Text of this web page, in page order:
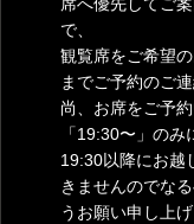
で、
観覧席をご希望
までご予約のご
尚、お席をご予
「19:30〜」のみ
19:30以降にお越
きませんのでな
うお願い申し上げ